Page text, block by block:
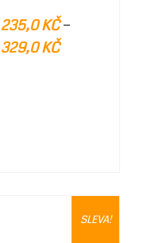
235,0KČ–
329,0KČ
SLEVA!